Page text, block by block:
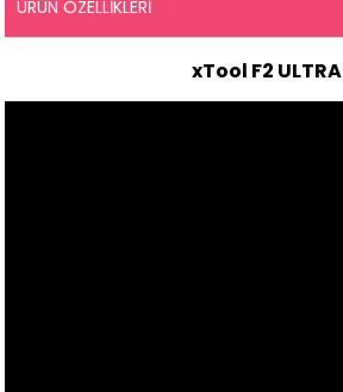
ÜRÜN ÖZELLIKLERI
xTool F2 ULTRA